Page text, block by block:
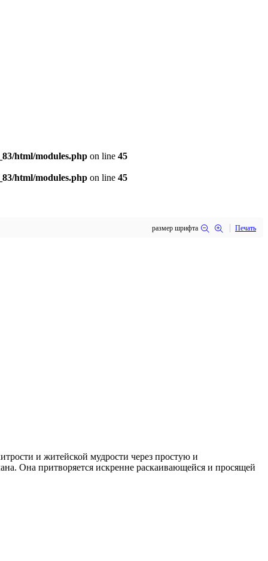
html/modules.php on line 45
html/modules.php on line 45
размер шрифта Печать
и житейской мудрости через простую и
Она притворяется искренне раскаивающейся и просящей